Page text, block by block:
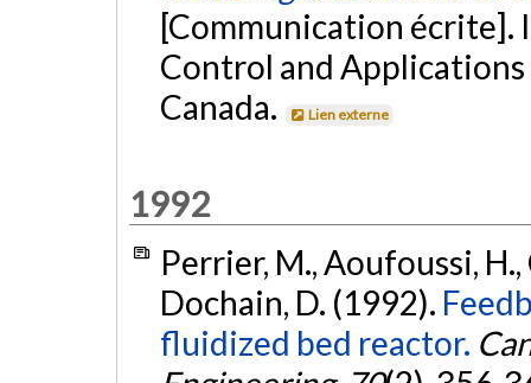
[Communication
Control and Applications
Canada.
Lien externe
1992
Perrier, M., Aoufoussi, H.,
Dochain, D. (1992).
fluidized bed reactor.